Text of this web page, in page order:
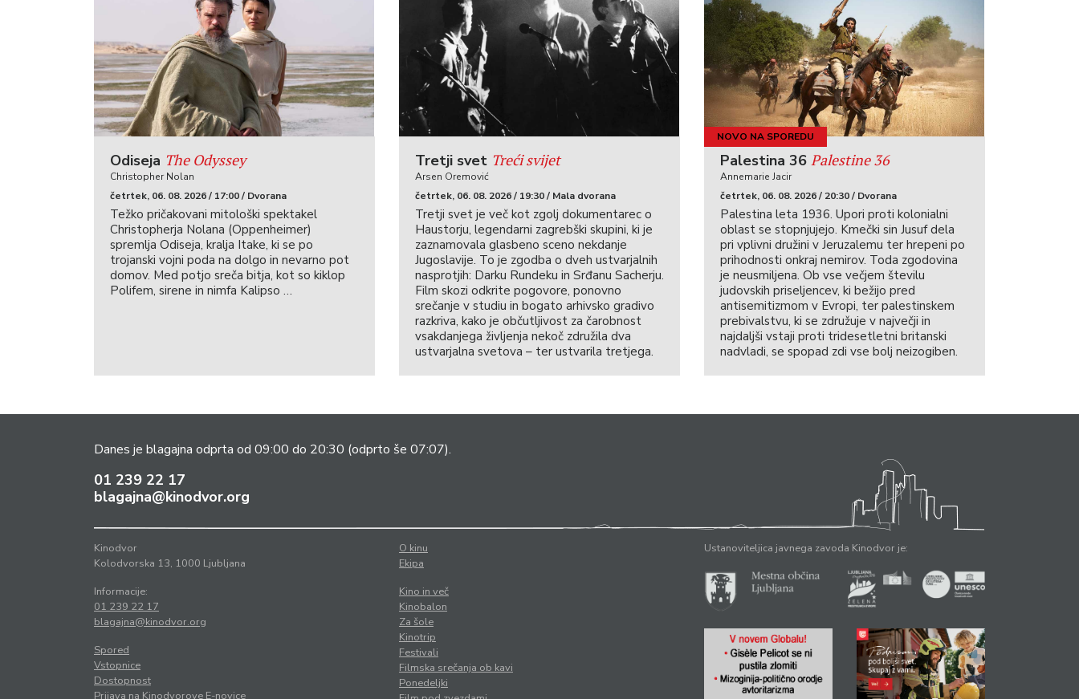
Odiseja The Odyssey
Christopher Nolan
četrtek, 06. 08. 2026 / 17:00 / Dvorana
Težko pričakovani mitološki spektakel
Christopherja Nolana (Oppenheimer)
spremlja Odiseja, kralja Itake, ki se po
trojanski vojni poda na dolgo in nevarno pot
domov. Med potjo sreča bitja, kot so kiklop
Polifem, sirene in nimfa Kalipso …
Tretji svet Treći svijet
Arsen Oremović
četrtek, 06. 08. 2026 / 19:30 / Mala dvorana
Tretji svet je več kot zgolj dokumentarec o
Haustorju, legendarni zagrebški skupini, ki je
zaznamovala glasbeno sceno nekdanje
Jugoslavije. To je zgodba o dveh ustvarjalnih
nasprotjih: Darku Rundeku in Srđanu Sacherju.
Film skozi odkrite pogovore, ponovno
srečanje v studiu in bogato arhivsko gradivo
razkriva, kako je občutljivost za čarobnost
vsakdanjega življenja nekoč združila dva
ustvarjalna svetova – ter ustvarila tretjega.
NOVO NA SPOREDU
Palestina 36 Palestine 36
Annemarie Jacir
četrtek, 06. 08. 2026 / 20:30 / Dvorana
Palestina leta 1936. Upori proti kolonialni
oblast se stopnjujejo. Kmečki sin Jusuf dela
pri vplivni družini v Jeruzalemu ter hrepeni po
prihodnosti onkraj nemirov. Toda zgodovina
je neusmiljena. Ob vse večjem številu
judovskih priseljencev, ki bežijo pred
antisemitizmom v Evropi, ter palestinskem
prebivalstvu, ki se združuje v največji in
najdaljši vstaji proti tridesetletni britanski
nadvladi, se spopad zdi vse bolj neizogiben.
Danes je blagajna odprta od 09:00 do 20:30 (odprto še 07:07).
01 239 22 17
blagajna@kinodvor.org
Kinodvor
Kolodvorska 13, 1000 Ljubljana
Informacije:
01 239 22 17
blagajna@kinodvor.org
Spored
Vstopnice
Dostopnost
Prijava na Kinodvorove E-novice
O kinu
Ekipa
Kino in več
Kinobalon
Za šole
Kinotrip
Festivali
Filmska srečanja ob kavi
Ponedeljki
Ustanoviteljica javnega zavoda Kinodvor je: